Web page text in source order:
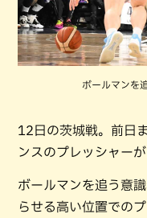
ボールマンを
12日の茨城戦。前日
ンスのプレッシャー
ボールマンを追う意
らせる高い位置での